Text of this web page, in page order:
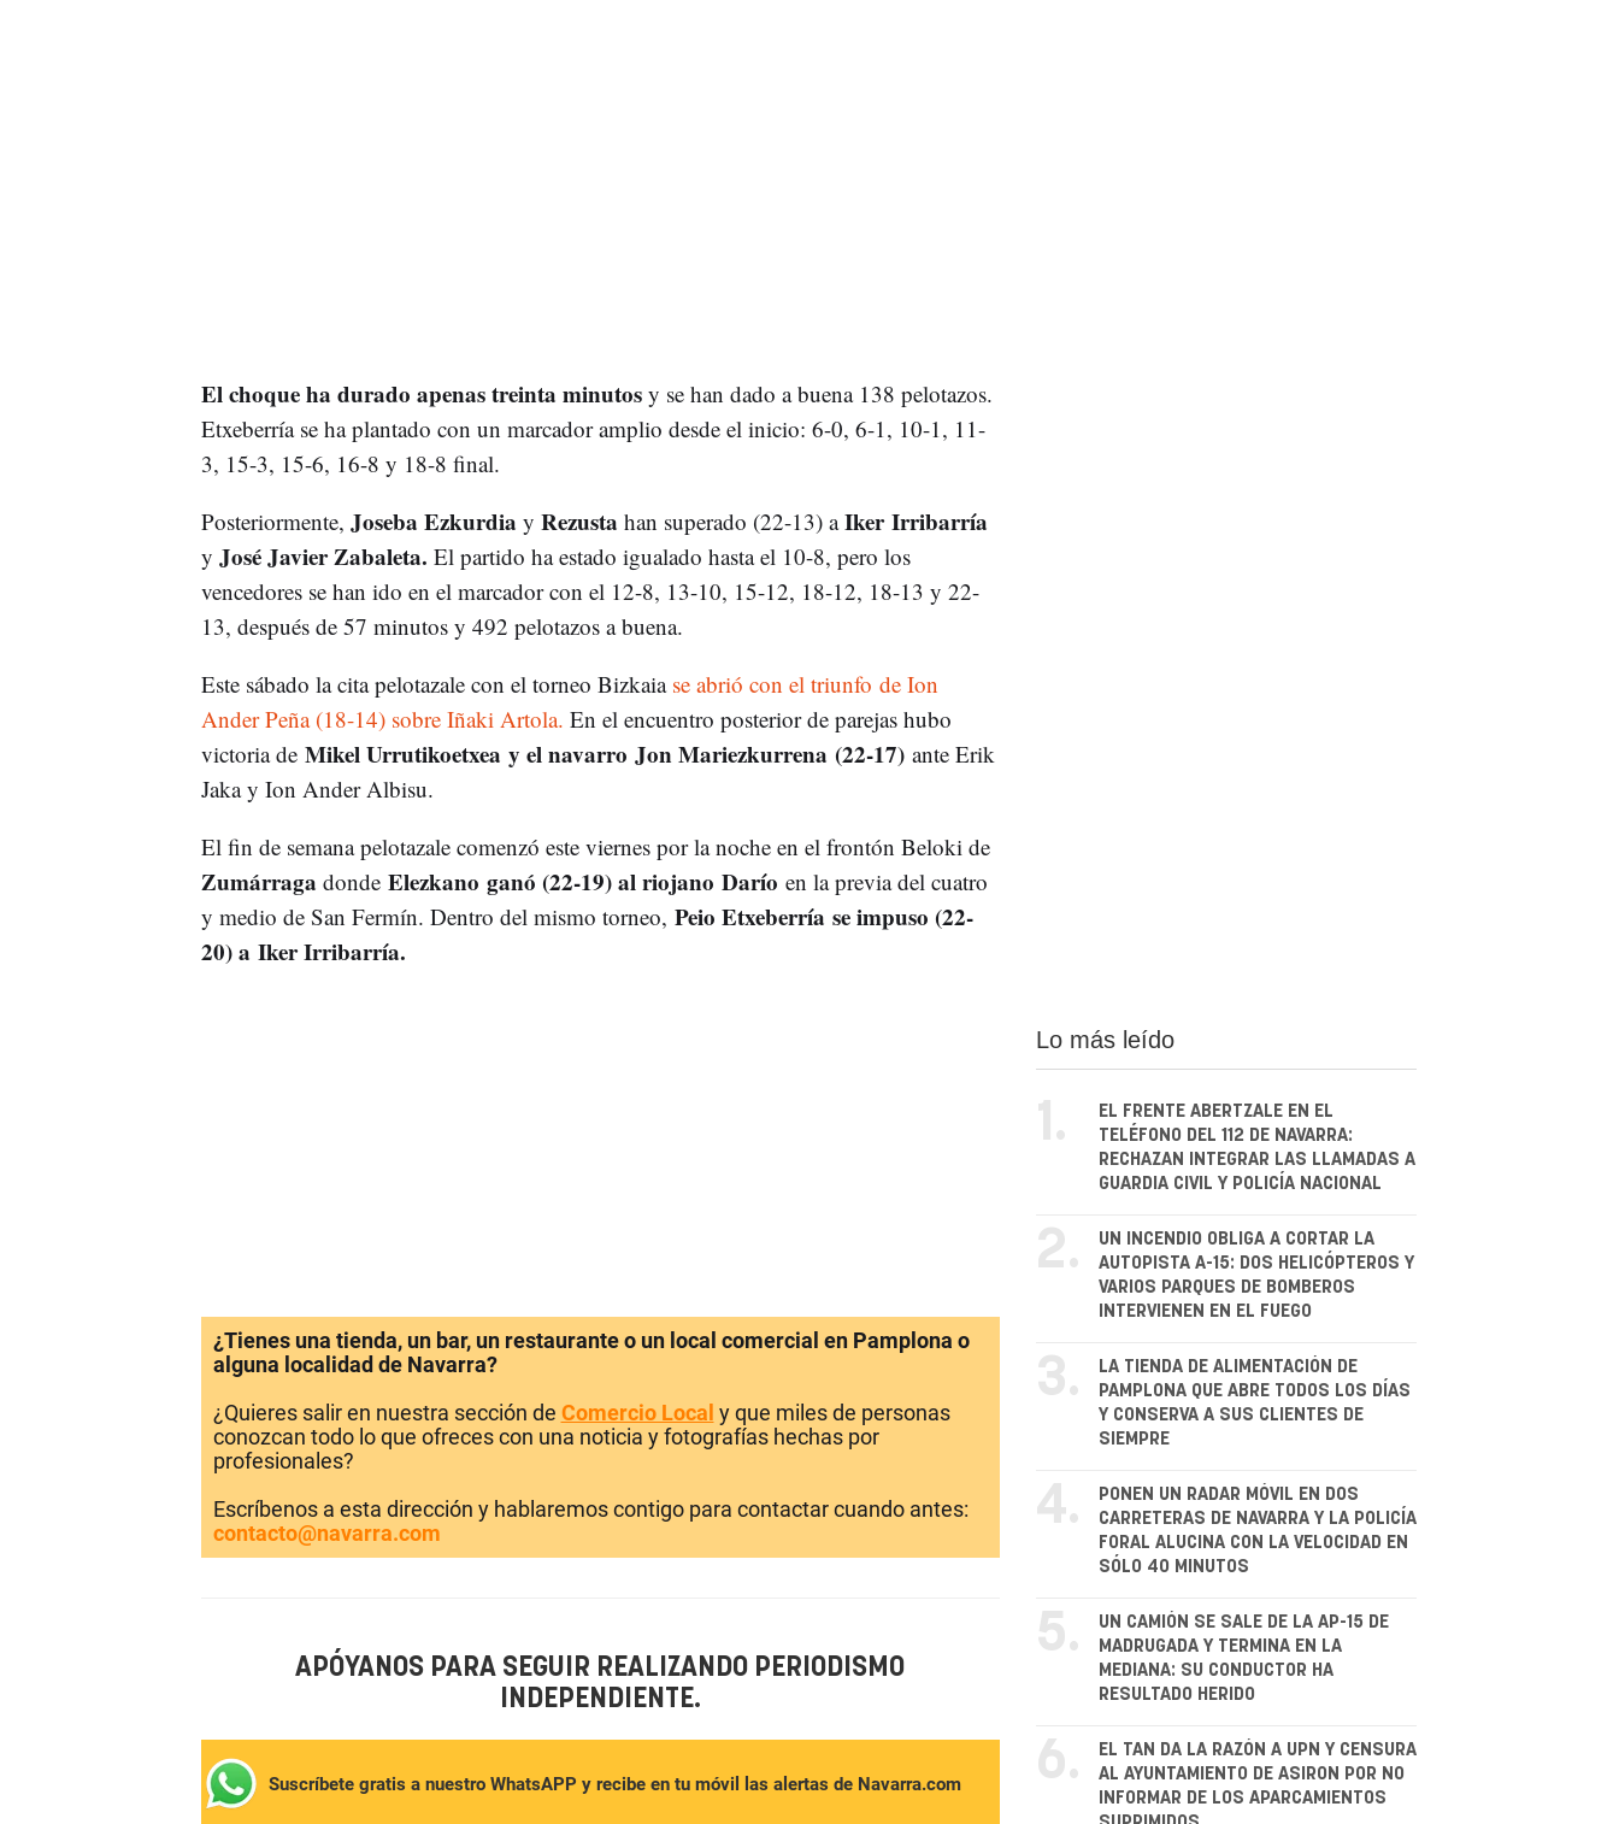
El choque ha durado apenas treinta minutosy se han dado a buena 138 pelotazos.
Etxeberría se ha plantado con un marcador amplio desde el inicio: 6-0, 6-1, 10-1, 11-
3, 15-3, 15-6, 16-8 y 18-8 final.
Posteriormente, Joseba Ezkurdia y Rezusta han superado (22-13) aIker Irribarría
y José Javier Zabaleta. El partido ha estado igualado hasta el 10-8, pero los
vencedores se han ido en el marcador con el 12-8, 13-10, 15-12, 18-12, 18-13 y 22-
13, después de 57 minutos y 492 pelotazos a buena.
Este sábado la cita pelotazale con el torneo Bizkaiase abrió con el triunfo de Ion
Ander Peña (18-14) sobre Iñaki Artola. En el encuentro posterior de parejas hubo
victoria de Mikel Urrutikoetxea y el navarro Jon Mariezkurrena (22-17)ante Erik
Jaka y Ion Ander Albisu.
El fin de semana pelotazale comenzó este viernes por la noche en el frontón Beloki de
Zumárraga donde Elezkano ganó (22-19) al riojano Darío en la previa del cuatro
y medio de San Fermín. Dentro del mismo torneo, Peio Etxeberría se impuso (22-
20) a Iker Irribarría.
¿Tienes una tienda, un bar, un restaurante o un local comercial en Pamplona o
alguna localidad de Navarra?
¿Quieres salir en nuestra sección de Comercio Local y que miles de personas
conozcan todo lo que ofreces con una noticia y fotografías hechas por
profesionales?
Escríbenos a esta dirección y hablaremos contigo para contactar cuando antes:
contacto@navarra.com
APÓYANOS PARA SEGUIR REALIZANDO PERIODISMO
INDEPENDIENTE.
Suscríbete gratis a nuestro WhatsAPP y recibe en tu móvil las alertas de Navarra.com
Lo más leído
1.
EL FRENTE ABERTZALE EN EL
TELÉFONO DEL 112 DE NAVARRA:
RECHAZAN INTEGRAR LAS LLAMADAS A
GUARDIA CIVIL Y POLICÍA NACIONAL
2.
UN INCENDIO OBLIGA A CORTAR LA
AUTOPISTA A-15: DOS HELICÓPTEROS Y
VARIOS PARQUES DE BOMBEROS
INTERVIENEN EN EL FUEGO
3.
LA TIENDA DE ALIMENTACIÓN DE
PAMPLONA QUE ABRE TODOS LOS DÍAS
Y CONSERVA A SUS CLIENTES DE
SIEMPRE
4.
PONEN UN RADAR MÓVIL EN DOS
CARRETERAS DE NAVARRA Y LA POLICÍA
FORAL ALUCINA CON LA VELOCIDAD EN
SÓLO 40 MINUTOS
5.
UN CAMIÓN SE SALE DE LA AP-15 DE
MADRUGADA Y TERMINA EN LA
MEDIANA: SU CONDUCTOR HA
RESULTADO HERIDO
6.
EL TAN DA LA RAZÓN A UPN Y CENSURA
AL AYUNTAMIENTO DE ASIRON POR NO
INFORMAR DE LOS APARCAMIENTOS